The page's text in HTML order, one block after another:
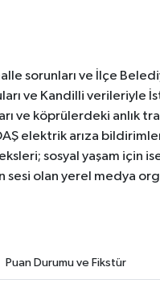
sorunları ve İlçe
ve Kandilli verileriyle
ve köprülerdeki anlık
elektrik arıza
sosyal yaşam için
olan yerel medya
Puan Durumu ve Fikstür